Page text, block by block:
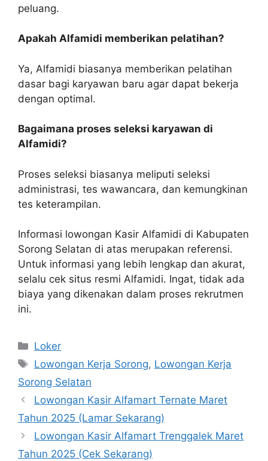
peluang.
Apakah Alfamidi memberikan pelatihan?
Ya, Alfamidi biasanya memberikan pelatihan
dasar bagi karyawan baru agar dapat bekerja
dengan optimal.
Bagaimana proses seleksi karyawan di
Alfamidi?
Proses seleksi biasanya meliputi seleksi
administrasi, tes wawancara, dan kemungkinan
tes keterampilan.
Informasi lowongan Kasir Alfamidi di Kabupaten
Sorong Selatan di atas merupakan referensi.
Untuk informasi yang lebih lengkap dan akurat,
selalu cek situs resmi Alfamidi. Ingat, tidak ada
biaya yang dikenakan dalam proses rekrutmen
ini.
Kategori
Loker
Tag
Lowongan Kerja Sorong, Lowongan Kerja
Sorong Selatan
Lowongan Kasir Alfamart Ternate Maret
Tahun 2025 (Lamar Sekarang)
Lowongan Kasir Alfamart Trenggalek Maret
Tahun 2025 (Cek Sekarang)